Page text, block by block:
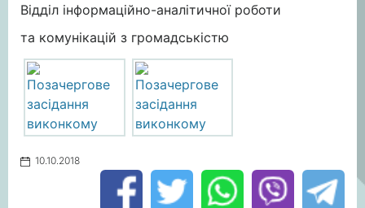
Відділ інформаційно-аналітичної роботи
та комунікацій з громадськістю
10.10.2018